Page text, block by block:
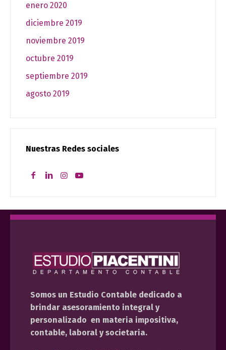
enero 2020
diciembre 2019
noviembre 2019
octubre 2019
septiembre 2019
agosto 2019
Nuestras Redes sociales
Somos un Estudio Contable dedicado a
brindar asesoramiento integral y
personalizado en materia impositiva,
contable, laboral y societaria.